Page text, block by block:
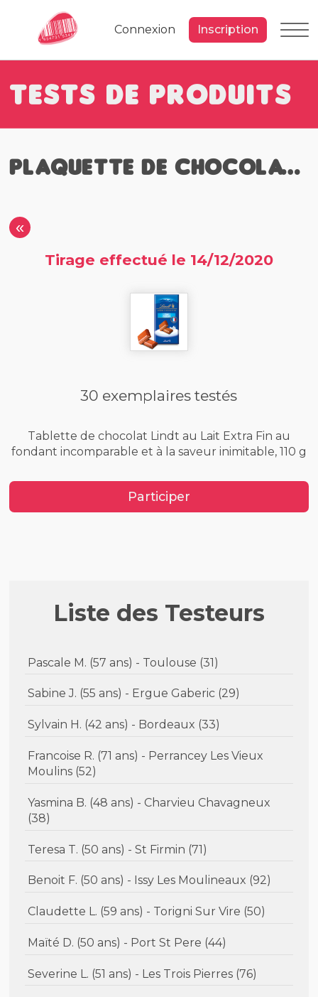
Connexion Inscription
Tests de Produits
Plaquette de chocolat Lindt
«
Tirage effectué le 14/12/2020
30 exemplaires testés
Tablette de chocolat Lindt au Lait Extra Fin au
fondant incomparable et à la saveur inimitable, 110 g
Participer
Liste des Testeurs
Pascale M. (57 ans) - Toulouse (31)
Sabine J. (55 ans) - Ergue Gaberic (29)
Sylvain H. (42 ans) - Bordeaux (33)
Francoise R. (71 ans) - Perrancey Les Vieux
Moulins (52)
Yasmina B. (48 ans) - Charvieu Chavagneux
(38)
Teresa T. (50 ans) - St Firmin (71)
Benoit F. (50 ans) - Issy Les Moulineaux (92)
Claudette L. (59 ans) - Torigni Sur Vire (50)
Maïté D. (50 ans) - Port St Pere (44)
Severine L. (51 ans) - Les Trois Pierres (76)